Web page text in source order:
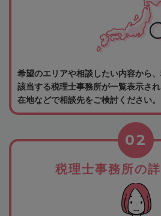
希望のエリアや相談したい内容から、
該当する税理士事務所が一覧表示さ
在地などで相談先をご検討ください。
税理士事務所の
02